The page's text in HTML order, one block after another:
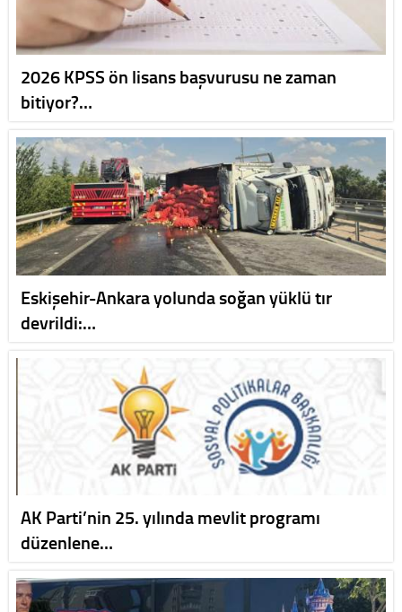
2026 KPSS ön lisans başvurusu ne zaman
bitiyor?…
Eskişehir-Ankara yolunda soğan yüklü tır
devrildi:…
AK Parti’nin 25. yılında mevlit programı
düzenlene…